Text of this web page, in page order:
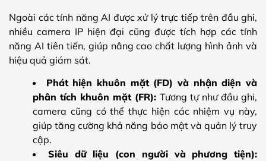
Ngoài các tính năng AI được xử lý trực tiếp trên đầu ghi,
nhiều camera IP hiện đại cũng được tích hợp các tính
năng AI tiên tiến, giúp nâng cao chất lượng hình ảnh và
hiệu quả giám sát.
Phát hiện khuôn mặt (FD) và nhận diện và
phân tích khuôn mặt (FR): Tương tự như đầu ghi,
camera cũng có thể thực hiện các nhiệm vụ này,
giúp tăng cường khả năng bảo mật và quản lý truy
cập.
Siêu dữ liệu (con người và phương tiện):